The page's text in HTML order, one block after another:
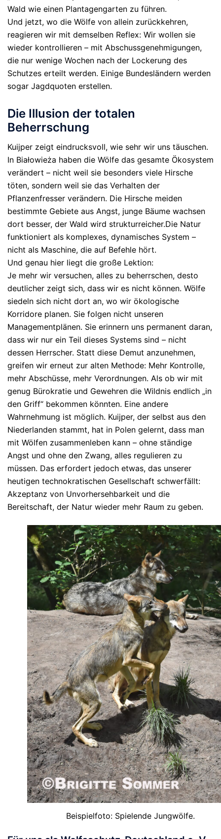
Wald wie einen Plantagengarten zu führen.
Und jetzt, wo die Wölfe von allein zurückkehren,
reagieren wir mit demselben Reflex: Wir wollen sie
wieder kontrollieren – mit Abschussgenehmigungen,
die nur wenige Wochen nach der Lockerung des
Schutzes erteilt werden. Einige Bundesländern werden
sogar Jagdquoten erstellen.
Die Illusion der totalen
Beherrschung
Kuijper zeigt eindrucksvoll, wie sehr wir uns täuschen.
In Białowieża haben die Wölfe das gesamte Ökosystem
verändert – nicht weil sie besonders viele Hirsche
töten, sondern weil sie das Verhalten der
Pflanzenfresser verändern. Die Hirsche meiden
bestimmte Gebiete aus Angst, junge Bäume wachsen
dort besser, der Wald wird strukturreicher.Die Natur
funktioniert als komplexes, dynamisches System –
nicht als Maschine, die auf Befehle hört.
Und genau hier liegt die große Lektion:
Je mehr wir versuchen, alles zu beherrschen, desto
deutlicher zeigt sich, dass wir es nicht können. Wölfe
siedeln sich nicht dort an, wo wir ökologische
Korridore planen. Sie folgen nicht unseren
Managementplänen. Sie erinnern uns permanent daran,
dass wir nur ein Teil dieses Systems sind – nicht
dessen Herrscher. Statt diese Demut anzunehmen,
greifen wir erneut zur alten Methode: Mehr Kontrolle,
mehr Abschüsse, mehr Verordnungen. Als ob wir mit
genug Bürokratie und Gewehren die Wildnis endlich „in
den Griff“ bekommen könnten. Eine andere
Wahrnehmung ist möglich. Kuijper, der selbst aus den
Niederlanden stammt, hat in Polen gelernt, dass man
mit Wölfen zusammenleben kann – ohne ständige
Angst und ohne den Zwang, alles regulieren zu
müssen. Das erfordert jedoch etwas, das unserer
heutigen technokratischen Gesellschaft schwerfällt:
Akzeptanz von Unvorhersehbarkeit und die
Bereitschaft, der Natur wieder mehr Raum zu geben.
Beispielfoto: Spielende Jungwölfe.